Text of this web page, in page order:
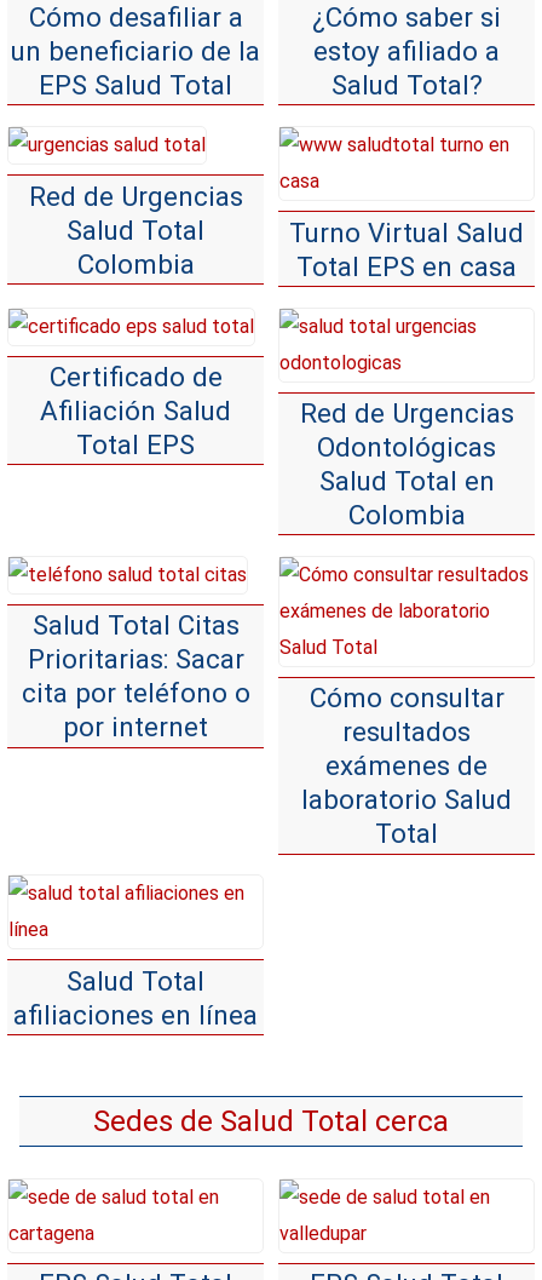
Cómo desafiliar a
un beneficiario de la
EPS Salud Total
¿Cómo saber si
estoy afiliado a
Salud Total?
Red de Urgencias
Salud Total
Colombia
Turno Virtual Salud
Total EPS en casa
Certificado de
Afiliación Salud
Total EPS
Red de Urgencias
Odontológicas
Salud Total en
Colombia
Salud Total Citas
Prioritarias: Sacar
cita por teléfono o
por internet
Cómo consultar
resultados
exámenes de
laboratorio Salud
Total
Salud Total
afiliaciones en línea
Sedes de Salud Total cerca